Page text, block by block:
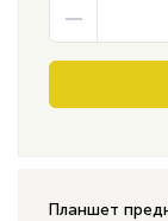
Планшет